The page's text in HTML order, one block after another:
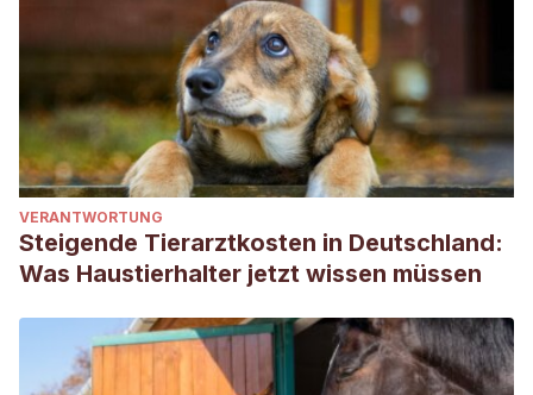
VERANTWORTUNG
Steigende Tierarztkosten in Deutschland:
Was Haustierhalter jetzt wissen müssen